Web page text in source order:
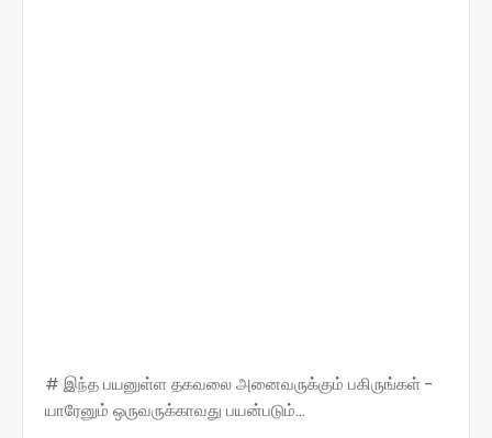
# இந்த பயனுள்ள தகவலை அனைவருக்கும் பகிருங்கள் -
யாரேனும் ஒருவருக்காவது பயன்படும்...